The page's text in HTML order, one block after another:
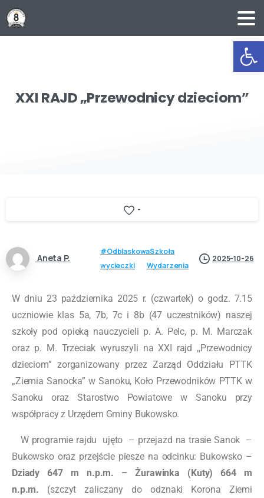
XXI RAJD„Przewodnicydzieciom”
-
Aneta P.
#OdblaskowaSzkoła
wycieczki
Wydarzenia
2025-10-26
W dniu 23 października 2025 r. (czwartek) o godz. 7.15
uczniowie klas 5a, 7b, 7c i 8b (47 uczestników) naszej
szkoły pod opieką nauczycieli p. A. Pelc, p. M. Marczak
oraz p. M. Trzeciak wyruszyli na XXI rajd ,,Przewodnicy
dzieciom” zorganizowany przez Zarząd Oddziału PTTK
„Ziemia Sanocka” w Sanoku, Koło Przewodników PTTK w
Sanoku oraz Starostwo Powiatowe w Sanoku przy
współpracy z Urzędem Gminy Bukowsko.
W programie rajdu ujęto – przejazd na trasie Sanok –
Bukowsko oraz przejście piesze na odcinku: Bukowsko –
Dziady 647 m n.p.m. – Żurawinka
(Kuty) 664 m
n.p.m. (szczyt zaliczany do odznaki Korona Ziemi